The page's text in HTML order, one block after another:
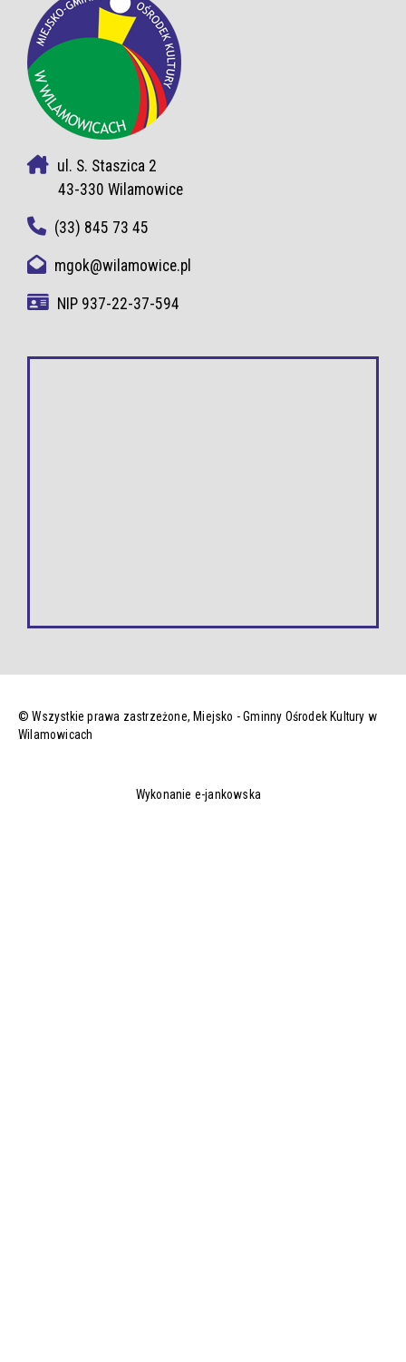
ul. S. Staszica 2
43-330 Wilamowice
(33) 845 73 45
mgok@wilamowice.pl
NIP 937-22-37-594
© Wszystkie prawa zastrzeżone, Miejsko - Gminny Ośrodek Kultury w
Wilamowicach
Wykonanie e-jankowska